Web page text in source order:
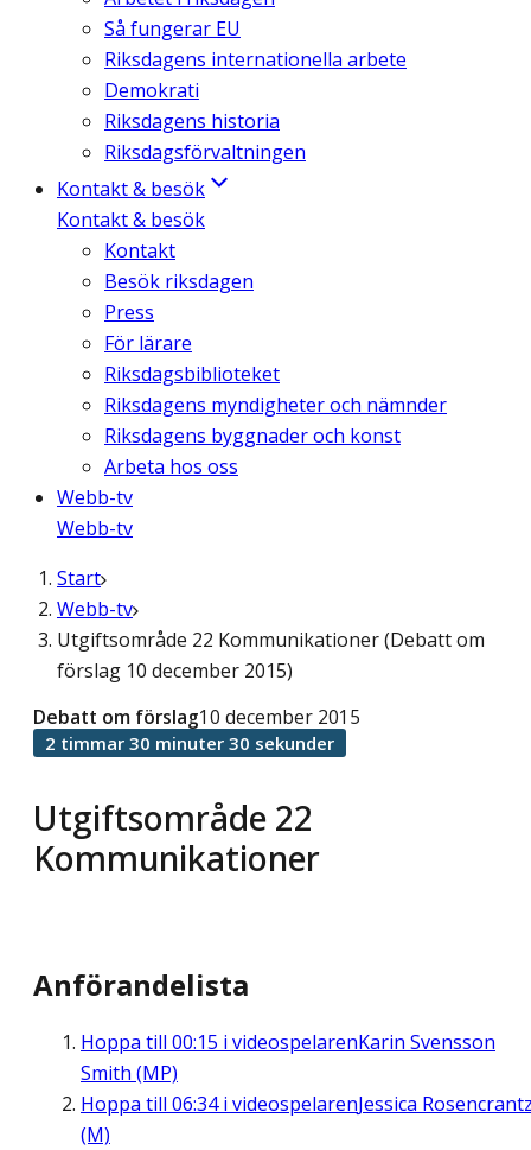
Så fungerar EU
Riksdagens internationella arbete
Demokrati
Riksdagens historia
Riksdagsförvaltningen
Kontakt & besök
Kontakt & besök
Kontakt
Besök riksdagen
Press
För lärare
Riksdagsbiblioteket
Riksdagens myndigheter och nämnder
Riksdagens byggnader och konst
Arbeta hos oss
Webb-tv
Webb-tv
Start
Webb-tv
Utgiftsområde 22 Kommunikationer (Debatt om
förslag 10 december 2015)
Utgiftsområde 22
Kommunikationer
Debatt om förslag10 december 2015
2 timmar 30 minuter 30 sekunder
Anförandelista
Hoppa till 00:15 i videospelarenKarin Svensson
Smith (MP)
Hoppa till 06:34i videospelarenJessica
(M)